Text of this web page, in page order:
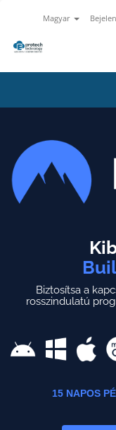
Magyar
Biztosítsa a
rosszindulatú
15 NAPOS